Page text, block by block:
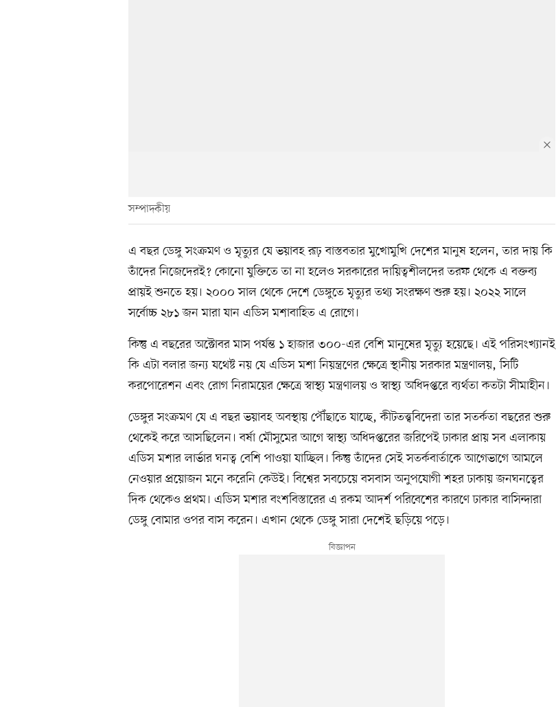
সম্পাদকীয়
এ বছর ডেঙ্গু সংক্রমণ ও মৃত্যুর যে ভয়াবহ রূঢ় বাস্তবতার মুখোমুখি দেশের মানুষ হলেন, তার দায় কি
তাঁদের নিজেদেরই? কোনো যুক্তিতে তা না হলেও সরকারের দায়িত্বশীলদের তরফ থেকে এ বক্তব্য
প্রায়ই শুনতে হয়। ২০০০ সাল থেকে দেশে ডেঙ্গুতে মৃত্যুর তথ্য সংরক্ষণ শুরু হয়। ২০২২ সালে
সর্বোচ্চ ২৮১ জন মারা যান এডিস মশাবাহিত এ রোগে।
কিন্তু এ বছরের অক্টোবর মাস পর্যন্ত ১ হাজার ৩০০-এর বেশি মানুষের মৃত্যু হয়েছে। এই পরিসংখ্যানই
কি এটা বলার জন্য যথেষ্ট নয় যে এডিস মশা নিয়ন্ত্রণের ক্ষেত্রে স্থানীয় সরকার মন্ত্রণালয়, সিটি
করপোরেশন এবং রোগ নিরাময়ের ক্ষেত্রে স্বাস্থ্য মন্ত্রণালয় ও স্বাস্থ্য অধিদপ্তরে ব্যর্থতা কতটা সীমাহীন।
ডেঙ্গুর সংক্রমণ যে এ বছর ভয়াবহ অবস্থায় পৌঁছাতে যাচ্ছে, কীটতত্ত্ববিদেরা তার সতর্কতা বছরের শুরু
থেকেই করে আসছিলেন। বর্ষা মৌসুমের আগে স্বাস্থ্য অধিদপ্তরের জরিপেই ঢাকার প্রায় সব এলাকায়
এডিস মশার লার্ভার ঘনত্ব বেশি পাওয়া যাচ্ছিল। কিন্তু তাঁদের সেই সতর্কবার্তাকে আগেভাগে আমলে
নেওয়ার প্রয়োজন মনে করেনি কেউই। বিশ্বের সবচেয়ে বসবাস অনুপযোগী শহর ঢাকায় জনঘনত্বের
দিক থেকেও প্রথম। এডিস মশার বংশবিস্তারের এ রকম আদর্শ পরিবেশের কারণে ঢাকার বাসিন্দারা
ডেঙ্গু বোমার ওপর বাস করেন। এখান থেকে ডেঙ্গু সারা দেশেই ছড়িয়ে পড়ে।